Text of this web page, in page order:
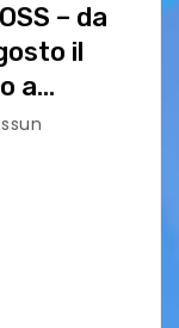
– da
il
a